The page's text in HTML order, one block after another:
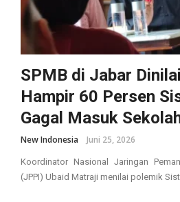
SPMB di Jabar
Hampir 60 Persen
Gagal Masuk
New Indonesia Juni 25, 2026
Koordinator Nasional Jaringan
(JPPI) Ubaid Matraji menilai polemik